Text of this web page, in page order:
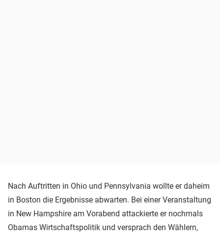
Nach Auftritten in Ohio und Pennsylvania wollte er daheim
in Boston die Ergebnisse abwarten. Bei einer Veranstaltung
in New Hampshire am Vorabend attackierte er nochmals
Obamas Wirtschaftspolitik und versprach den Wählern,